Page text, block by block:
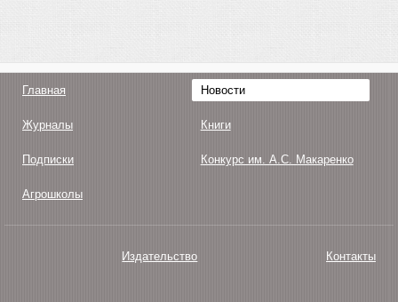
Главная Новости
Журналы Книги
Подписки Конкурс им. А.С. Макаренко
Агрошколы
Издательство Контакты